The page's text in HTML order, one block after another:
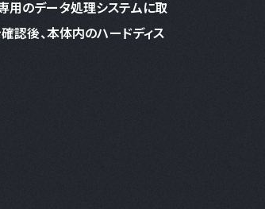
用のデータ処理システムに取
認後、本体内のハードディス